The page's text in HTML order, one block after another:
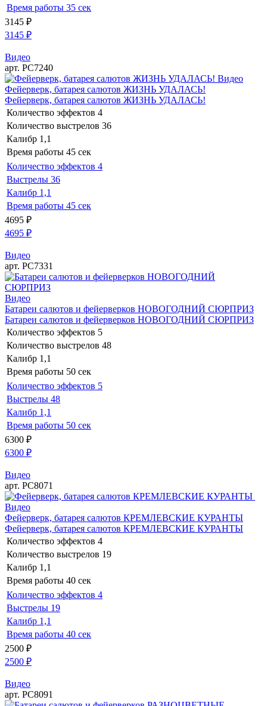
Время работы 35 сек
3145 ₽
3145 ₽
Видео
арт. РС7240
Видео
Фейерверк, батарея салютов ЖИЗНЬ УДАЛАСЬ!
Фейерверк, батарея салютов ЖИЗНЬ УДАЛАСЬ!
Количество эффектов 4
Количество выстрелов 36
Калибр 1,1
Время работы 45 сек
Количество эффектов 4
Выстрелы 36
Калибр 1,1
Время работы 45 сек
4695 ₽
4695 ₽
Видео
арт. РС7331
Видео
Батареи салютов и фейерверков НОВОГОДНИЙ СЮРПРИЗ
Батареи салютов и фейерверков НОВОГОДНИЙ СЮРПРИЗ
Количество эффектов 5
Количество выстрелов 48
Калибр 1,1
Время работы 50 сек
Количество эффектов 5
Выстрелы 48
Калибр 1,1
Время работы 50 сек
6300 ₽
6300 ₽
Видео
арт. РС8071
Видео
Фейерверк, батарея салютов КРЕМЛЕВСКИЕ КУРАНТЫ
Фейерверк, батарея салютов КРЕМЛЕВСКИЕ КУРАНТЫ
Количество эффектов 4
Количество выстрелов 19
Калибр 1,1
Время работы 40 сек
Количество эффектов 4
Выстрелы 19
Калибр 1,1
Время работы 40 сек
2500 ₽
2500 ₽
Видео
арт. РС8091